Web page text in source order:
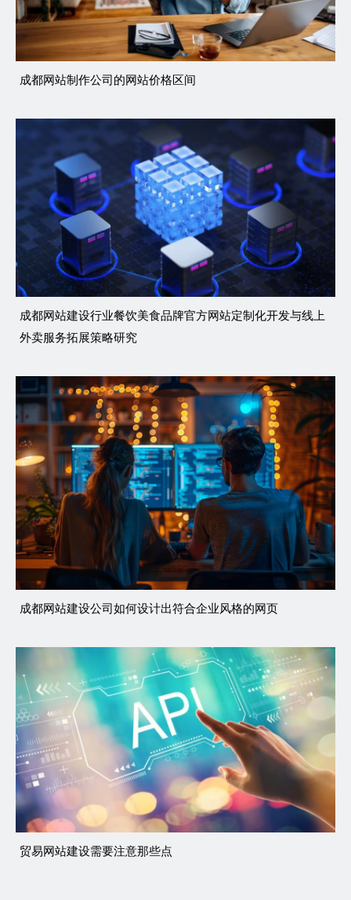
成都网站制作公司的网站价格区间
成都网站建设行业餐饮美食品牌官方网站定制化开发与线上
外卖服务拓展策略研究
成都网站建设公司如何设计出符合企业风格的网页
贸易网站建设需要注意那些点